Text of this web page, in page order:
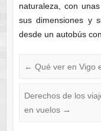
naturaleza, con
sus dimensiones y
desde un autobús
← Qué ver en Vigo
Derechos de los
en vuelos →